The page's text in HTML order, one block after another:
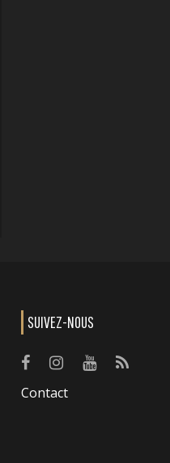
SUIVEZ-NOUS
Contact